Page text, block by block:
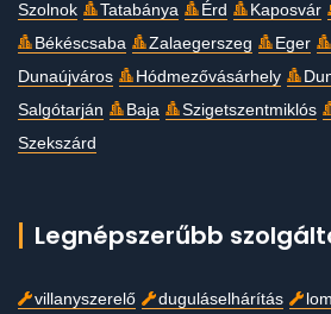
Szolnok
Tatabánya Érd Kaposvár
Békéscsaba
Zalaegerszeg Eger
Dunaújváros
Hódmezővásárhely
Salgótarján
Baja Szigetszentmiklós
Szekszárd
Legnépszerűbb
villanyszerelő duguláselhárítás